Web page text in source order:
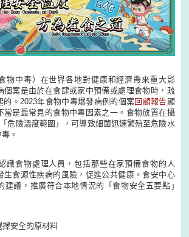
物中毒）在世界各地對健康和經濟帶來重大影
個案是由於在食肆或家中預備或處理食物時，疏
的。2023年食物中毒爆發病例的個案回顧報告顯
當是最常見的食物中毒因素之一。食物放置在攝
危險溫度範圍」，可導致細菌迅速繁殖至危險水
。
識食物處理人員，包括那些在家預備食物的人
生食源性疾病的風險，促進公共健康。食安中心
建議，推廣符合本地情況的「食物安全五要點｣
擇安全的原材料